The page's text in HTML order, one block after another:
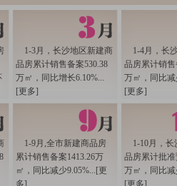
卓阳地产副总经理 韩旭女士、朱
新路标房地产销售代理公司策划
0731房产网总经理 周遐女士
欢迎大家的到来! [2011-12-22
用数据说话，还市场真相。在访
房产研究中心的研究成果，为
[陈敦旭]
首先，我代表长沙市房产研究中
行这样一个活动，主要是考虑到
1-3月，长沙地区新建商
品房累计销售备案530.38
万㎡，同比增长6.10%...
[更多]
1-4月，长
品房累计销售
万㎡，同比减
[更多]
1-9月,全市新建商品房
累计销售备案1413.26万
㎡，同比减少9.05%...[更
多]
1-10月，
品房累计批准
万㎡，同比减
[更多]